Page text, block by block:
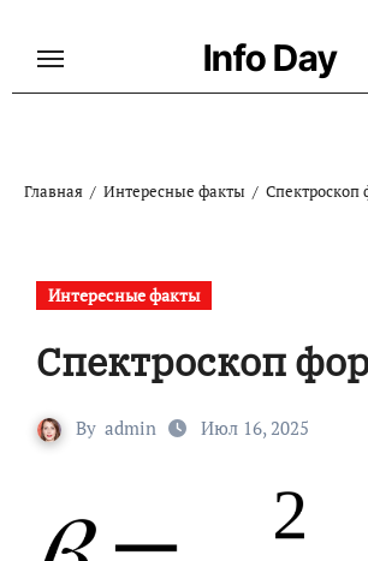
Info Day
Главная Интересные факты Спектроскоп
Интересные факты
Спектроскоп
By admin Июл 16, 2025